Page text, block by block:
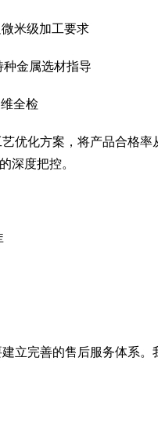
米级加工要求
金属选材指导
全检
优化方案，将产品合格率
深度把控。
立完善的售后服务体系。